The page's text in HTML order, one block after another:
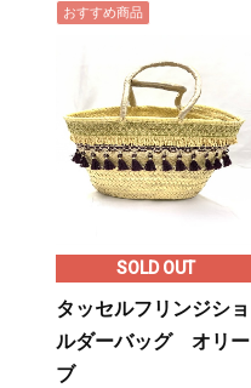
おすすめ商品
SOLD OUT
タッセルフリンジショ
ルダーバッグ オリー
ブ